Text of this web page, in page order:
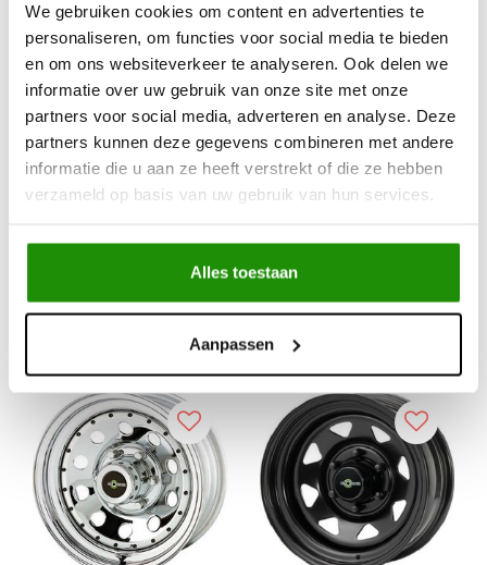
We gebruiken cookies om content en advertenties te
personaliseren, om functies voor social media te bieden
en om ons websiteverkeer te analyseren. Ook delen we
informatie over uw gebruik van onze site met onze
partners voor social media, adverteren en analyse. Deze
partners kunnen deze gegevens combineren met andere
informatie die u aan ze heeft verstrekt of die ze hebben
verzameld op basis van uw gebruik van hun services.
Alles toestaan
Aanpassen
5x114.3 15x8 ET0
Center: 84
€90,08
Excl. btw
GOSS DRIEHOEKIG
€78,51
Excl. btw
Service na verkoop